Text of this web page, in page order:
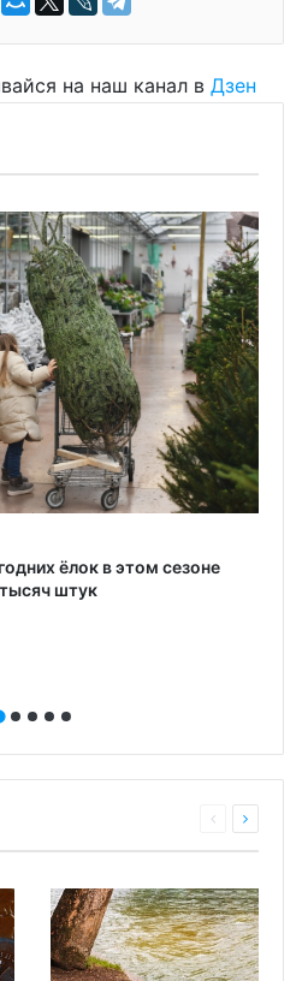
на наш канал в Дзен
ёлок в этом сезоне
штук